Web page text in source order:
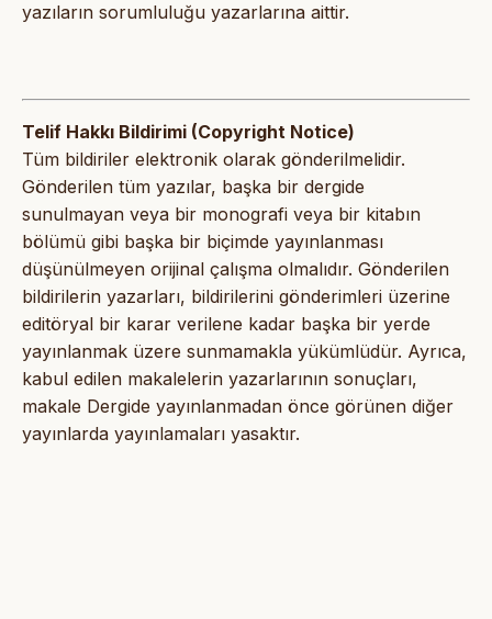
yazıların sorumluluğu yazarlarına aittir.
Telif Hakkı Bildirimi (Copyright Notice)
Tüm bildiriler elektronik olarak gönderilmelidir.
Gönderilen tüm yazılar, başka bir dergide
sunulmayan veya bir monografi veya bir kitabın
bölümü gibi başka bir biçimde yayınlanması
düşünülmeyen orijinal çalışma olmalıdır. Gönderilen
bildirilerin yazarları, bildirilerini gönderimleri üzerine
editöryal bir karar verilene kadar başka bir yerde
yayınlanmak üzere sunmamakla yükümlüdür. Ayrıca,
kabul edilen makalelerin yazarlarının sonuçları,
makale Dergide yayınlanmadan önce görünen diğer
yayınlarda yayınlamaları yasaktır.